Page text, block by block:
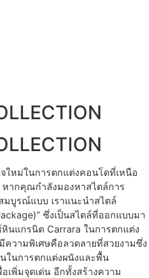
ใหม่ในการตกแต่งคอนโดที่เหนือ
หากคุณกำลังมองหาสไตล์การ
มบูรณ์แบบ เราแนะนำสไตล์
ซึ่งเป็นสไตล์ที่ออกแบบมา
นแกรนิต Carrara ในการตกแต่ง
วามพิเศษคือลวดลายที่สวยงามซึ่ง
ในการตกแต่งผนังและพื้น
เพิ่มจุดเด่น อีกทั้งสร้างความ